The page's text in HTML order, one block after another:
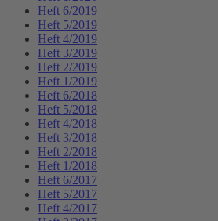
Heft 6/2019
Heft 5/2019
Heft 4/2019
Heft 3/2019
Heft 2/2019
Heft 1/2019
Heft 6/2018
Heft 5/2018
Heft 4/2018
Heft 3/2018
Heft 2/2018
Heft 1/2018
Heft 6/2017
Heft 5/2017
Heft 4/2017